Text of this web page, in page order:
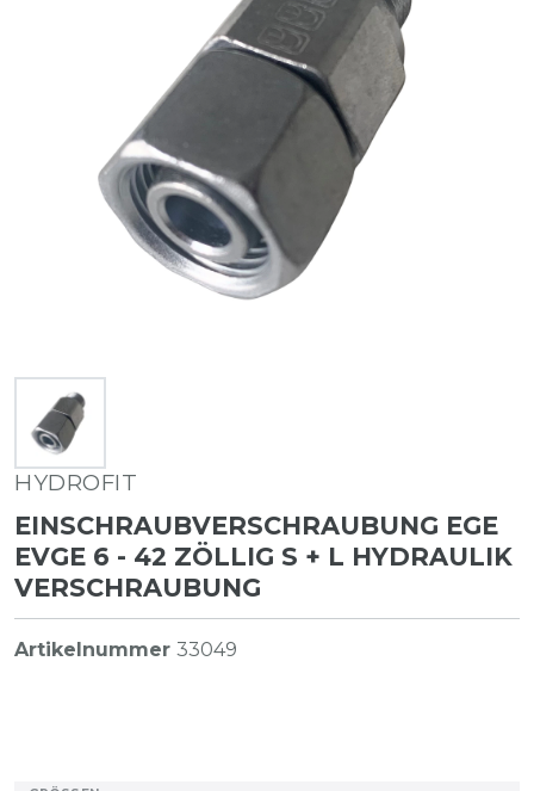
HYDROFIT
EINSCHRAUBVERSCHRAUBUNG EGE
EVGE 6 - 42 ZÖLLIG S + L HYDRAULIK
VERSCHRAUBUNG
Artikelnummer 33049